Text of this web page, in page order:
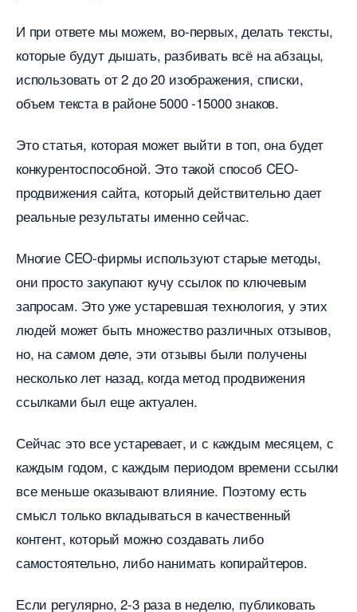
И при ответе мы можем, во-первых, делать тексты,
которые будут дышать, разбивать всё на абзацы,
использовать от 2 до 20 изображения, списки,
объем текста в районе 5000 -15000 знаков.
Это статья, которая может выйти в топ, она будет
конкурентоспособной. Это такой способ CEO-
продвижения сайта, который действительно дает
реальные результаты именно сейчас.
Многие CEO-фирмы используют старые методы,
они просто закупают кучу ссылок по ключевым
запросам. Это уже устаревшая технология, у этих
людей может быть множество различных отзывов,
но, на самом деле, эти отзывы были получены
несколько лет назад, когда метод продвижения
ссылками был еще актуален.
Сейчас это все устаревает, и с каждым месяцем, с
каждым годом, с каждым периодом времени ссылки
се меньше оказывают влияние. Поэтому есть
смысл только вкладываться в качественный
контент, который можно создавать либо
самостоятельно, либо нанимать копирайтеров.
Если регулярно, 2-3 раза в неделю, публиковать